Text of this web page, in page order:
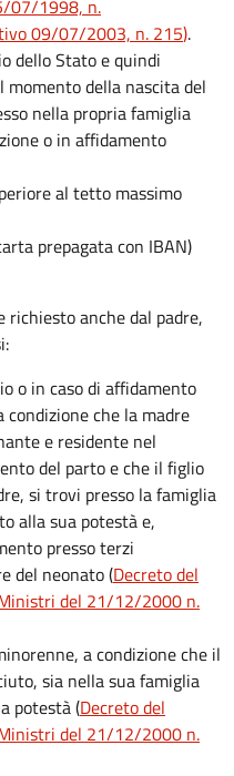
07/1998, n.
09/07/2003, n. 215).
dello Stato e quindi
della nascita del
nella propria famiglia
o in affidamento
al tetto massimo
prepagata con IBAN)
richiesto anche dal padre,
o in caso di affidamento
che la madre
e residente nel
del parto e che il figlio
si trovi presso la famiglia
alla sua potestà e,
presso terzi
del neonato (Decreto del
del 21/12/2000 n.
a condizione che il
sia nella sua famiglia
potestà (Decreto del
del 21/12/2000 n.